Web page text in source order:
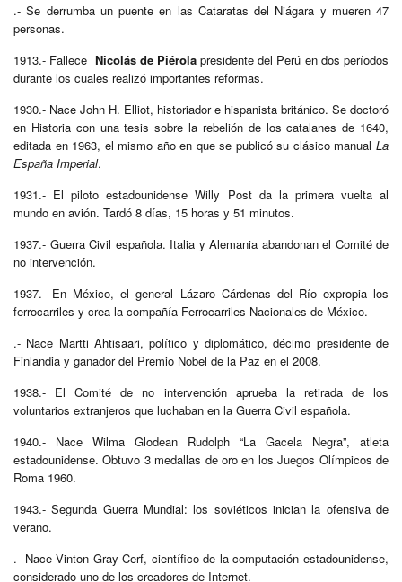
.- Se derrumba un puente en las Cataratas del Niágara y mueren 47
personas.
1913.- Fallece Nicolás de Piérolapresidente del Perú en dos períodos
durante los cuales realizó importantes reformas.
1930.- Nace John H. Elliot, historiador e hispanista británico. Se doctoró
en Historia con una tesis sobre la rebelión de los catalanes de 1640,
editada en 1963, el mismo año en que se publicó su clásico manual La
España Imperial.
1931.- El piloto estadounidense Willy Post da la primera vuelta al
mundo en avión. Tardó 8 días, 15 horas y 51 minutos.
1937.- Guerra Civil española. Italia y Alemania abandonan el Comité de
no intervención.
1937.- En México, el general Lázaro Cárdenas del Río expropia los
ferrocarriles y crea la compañía Ferrocarriles Nacionales de México.
.- Nace Martti Ahtisaari, político y diplomático, décimo presidente de
Finlandia y ganador del Premio Nobel de la Paz en el 2008.
1938.- El Comité de no intervención aprueba la retirada de los
voluntarios extranjeros que luchaban en la Guerra Civil española.
1940.- Nace Wilma Glodean Rudolph “La Gacela Negra”, atleta
estadounidense. Obtuvo 3 medallas de oro en los Juegos Olímpicos de
Roma 1960.
1943.- Segunda Guerra Mundial: los soviéticos inician la ofensiva de
verano.
.- Nace Vinton Gray Cerf, científico de la computación estadounidense,
considerado uno de los creadores de Internet.